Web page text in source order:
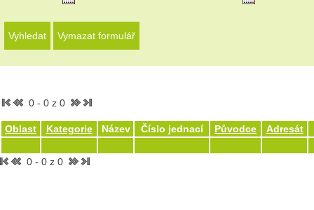
0 - 0 z 0
Oblast Kategorie Název Číslo jednací Původce Adresát
0 - 0 z 0